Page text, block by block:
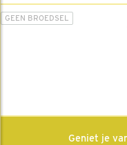
GEEN BROEDSEL
Geniet je